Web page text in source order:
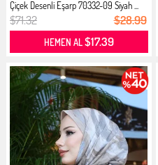
Çiçek Desenli Eşarp 70332-09 Siyah ...
$71.32 $28.99
HEMEN AL$17.39